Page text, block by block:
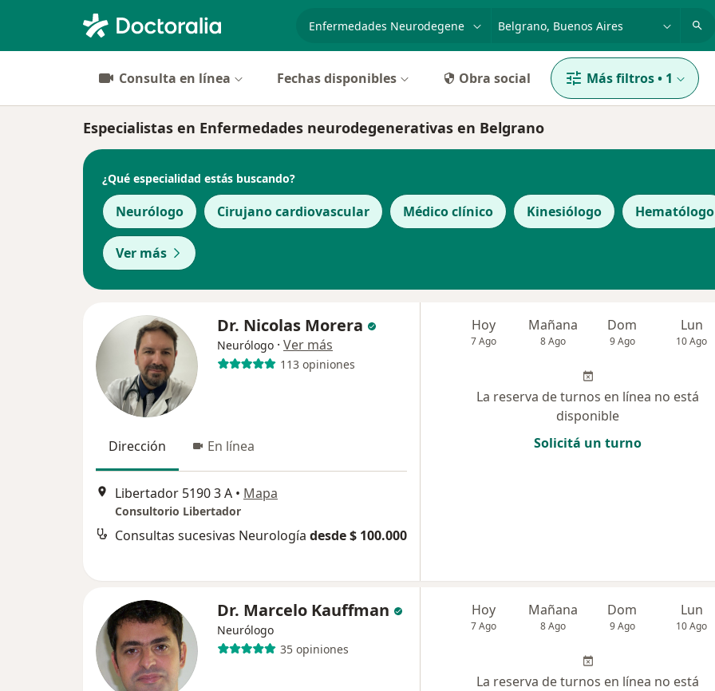
Consulta en línea Fechas disponibles Obra social Más filtros• 1
Especialistas en Enfermedades neurodegenerativas en Belgrano
¿Qué especialidad estás buscando?
Neurólogo Cirujano cardiovascular Médico clínico Kinesiólogo Hematólogo
Ver más
Dr. Nicolas Morera
Neurólogo · Ver más
113 opiniones
Dirección En línea
Libertador 5190 3 A • Mapa
Consultorio Libertador
Consultas sucesivas Neurología desde $ 100.000
Hoy
7 Ago
Mañana
8 Ago
Dom
9 Ago
Lun
10 Ago
La reserva de turnos en línea no está
disponible
Solicitá un turno
Dr. Marcelo Kauffman
Neurólogo
35 opiniones
Hoy
7 Ago
Mañana
8 Ago
Dom
9 Ago
Lun
10 Ago
La reserva de turnos en línea no está